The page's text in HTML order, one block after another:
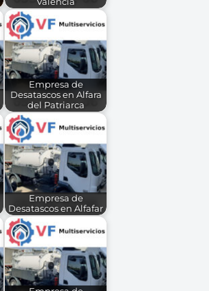
Empresa de
Desatascos en Alfara
del Patriarca
Empresa de
Desatascos en Alfafar